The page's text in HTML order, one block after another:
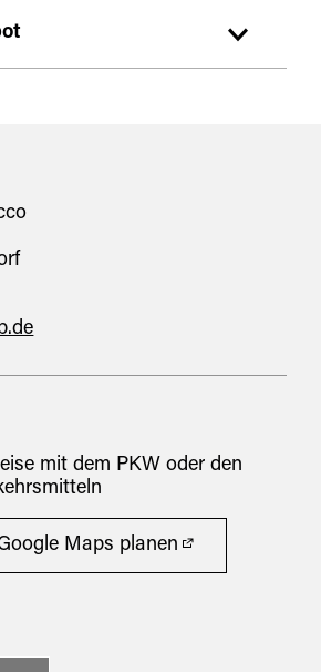
mit dem PKW oder den
Maps planen